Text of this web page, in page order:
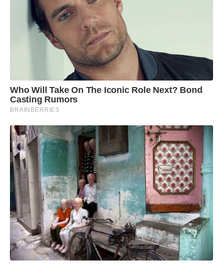
Who Will Take On The Iconic Role Next? Bond
Casting Rumors
BRAINBERRIES